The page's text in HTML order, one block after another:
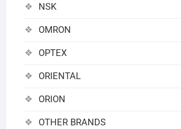
NSK
OMRON
OPTEX
ORIENTAL
ORION
OTHER BRANDS